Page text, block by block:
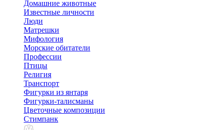
Домашние животные
Известные личности
Люди
Матрешки
Мифология
Морские обитатели
Профессии
Птицы
Религия
Транспорт
Фигурки из янтаря
Фигурки-талисманы
Цветочные композиции
Стимпанк